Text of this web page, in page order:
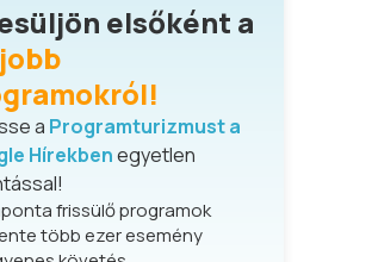
elsőként a
a Programturizmust a
Hírekbenegyetlen
frissülő programok
több ezer esemény